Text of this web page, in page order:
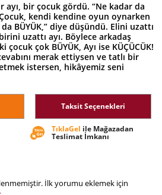
ayı, bir çocuk gördü. “Ne kadar da
kendi kendine oyun oynarken
BÜYÜK,” diye düşündü. Elini uzattı
uzattı ayı. Böylece arkadaş
çok BÜYÜK, Ayı ise KÜÇÜCÜK!
merak ettiysen ve tatlı bir
istersen, hikâyemiz seni
Taksit Seçenekleri
TıklaGel ile Mağazadan
Teslimat İmkanı
İlk yorumu eklemek için